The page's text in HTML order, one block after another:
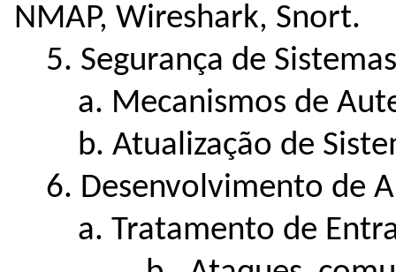
NMAP, Wireshark, Snort.
5. Segurança de Sistemas
a. Mecanismos de
b. Atualização de
6. Desenvolvimento de
a. Tratamento de